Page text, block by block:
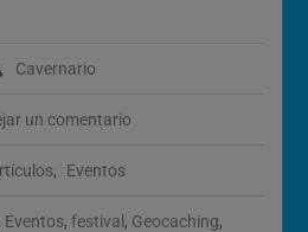
Solar Total
Cavernario
un comentario
, Eventos
Eventos,festival , Geocaching,